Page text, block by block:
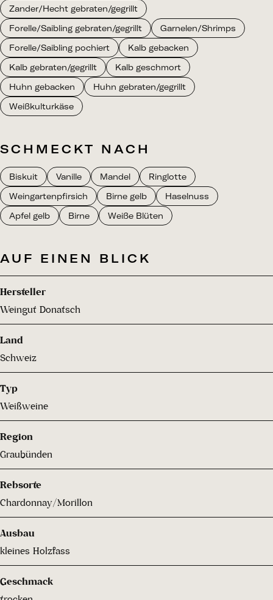
Zander/Hecht gebraten/gegrillt
Forelle/Saibling gebraten/gegrillt
Garnelen/Shrimps
Forelle/Saibling pochiert
Kalb gebacken
Kalb gebraten/gegrillt
Kalb geschmort
Huhn gebacken
Huhn gebraten/gegrillt
Weißkulturkäse
SCHMECKT NACH
Biskuit Vanille Mandel
Ringlotte
Weingartenpfirsich
Birne gelb
Haselnuss
Apfel gelb
Birne Weiße Blüten
AUF EINEN BLICK
Hersteller
Weingut Donatsch
Land
Schweiz
Typ
Weißweine
Region
Graubünden
Rebsorte
Chardonnay/Morillon
Ausbau
kleines Holzfass
Geschmack